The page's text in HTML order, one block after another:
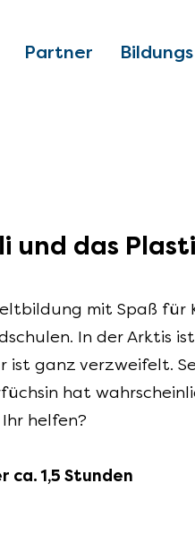
Partner
und das
mit Spaß für
In der Arktis
ist ganz verzweifelt.
hat
helfen?
ca. 1,5 Stunden